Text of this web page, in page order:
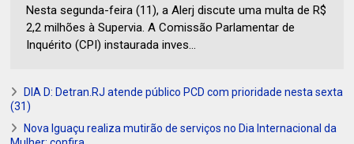
Nesta segunda-feira (11), a Alerj discute uma multa de R$
2,2 milhões à Supervia. A Comissão Parlamentar de
Inquérito (CPI) instaurada inves...
DIA D: Detran.RJ atende público PCD com prioridade nesta sexta
(31)
Nova Iguaçu realiza mutirão de serviços no Dia Internacional da